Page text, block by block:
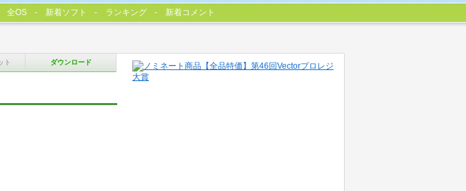
ト ダウンロード
全OS 新着ソフト ランキング 新着コメント